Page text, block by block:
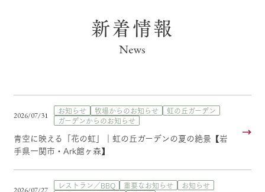
新着情報
News
2026/07/31 お知らせ 牧場からのお知らせ
虹の丘ガーデン
ガーデンからのお知らせ
青空に映える「花の虹」｜虹の丘ガーデンの夏の絶景【岩
手県一関市・Ark館ヶ森】
レストラン／BBQ 重要なお知らせ
お知らせ